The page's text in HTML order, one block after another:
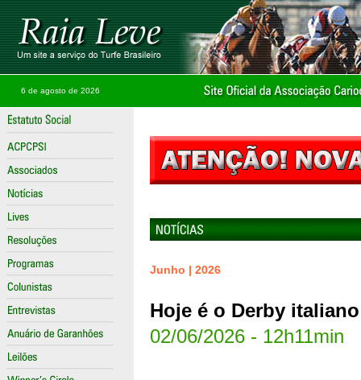
6 de agosto de 2026
Junho | 2026
Hoje é o Derby italiano
02/06/2026 - 12h11min